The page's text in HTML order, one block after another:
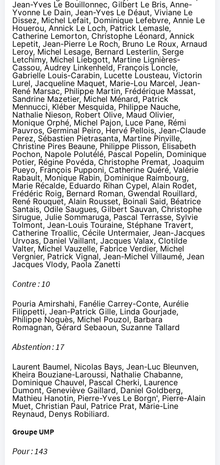
Jean-Yves Le Bouillonnec, Gilbert Le Bris, Anne-
Yvonne Le Dain, Jean-Yves Le Déaut, Viviane Le
Dissez, Michel Lefait, Dominique Lefebvre, Annie Le
Houerou, Annick Le Loch, Patrick Lemasle,
Catherine Lemorton, Christophe Léonard, Annick
Lepetit, Jean-Pierre Le Roch, Bruno Le Roux, Arnaud
Leroy, Michel Lesage, Bernard Lesterlin, Serge
Letchimy, Michel Liebgott, Martine Lignières-
Cassou, Audrey Linkenheld, François Loncle,
Gabrielle Louis-Carabin, Lucette Lousteau, Victorin
Lurel, Jacqueline Maquet, Marie-Lou Marcel, Jean-
René Marsac, Philippe Martin, Frédérique Massat,
Sandrine Mazetier, Michel Ménard, Patrick
Mennucci, Kléber Mesquida, Philippe Nauche,
Nathalie Nieson, Robert Olive, Maud Olivier,
Monique Orphé, Michel Pajon, Luce Pane, Rémi
Pauvros, Germinal Peiro, Hervé Pellois, Jean-Claude
Perez, Sébastien Pietrasanta, Martine Pinville,
Christine Pires Beaune, Philippe Plisson, Élisabeth
Pochon, Napole Polutélé, Pascal Popelin, Dominique
Potier, Régine Povéda, Christophe Premat, Joaquim
Pueyo, François Pupponi, Catherine Quéré, Valérie
Rabault, Monique Rabin, Dominique Raimbourg,
Marie Récalde, Eduardo Rihan Cypel, Alain Rodet,
Frédéric Roig, Bernard Roman, Gwendal Rouillard,
René Rouquet, Alain Rousset, Boinali Said, Béatrice
Santais, Odile Saugues, Gilbert Sauvan, Christophe
Sirugue, Julie Sommaruga, Pascal Terrasse, Sylvie
Tolmont, Jean-Louis Touraine, Stéphane Travert,
Catherine Troallic, Cécile Untermaier, Jean-Jacques
Urvoas, Daniel Vaillant, Jacques Valax, Clotilde
Valter, Michel Vauzelle, Fabrice Verdier, Michel
Vergnier, Patrick Vignal, Jean-Michel Villaumé, Jean
Jacques Vlody, Paola Zanetti
Contre : 10
Pouria Amirshahi, Fanélie Carrey-Conte, Aurélie
Filippetti, Jean-Patrick Gille, Linda Gourjade,
Philippe Noguès, Michel Pouzol, Barbara
Romagnan, Gérard Sebaoun, Suzanne Tallard
Abstention : 17
Laurent Baumel, Nicolas Bays, Jean-Luc Bleunven,
Kheira Bouziane-Laroussi, Nathalie Chabanne,
Dominique Chauvel, Pascal Cherki, Laurence
Dumont, Geneviève Gaillard, Daniel Goldberg,
Mathieu Hanotin, Pierre-Yves Le Borgn', Pierre-Alain
Muet, Christian Paul, Patrice Prat, Marie-Line
Reynaud, Denys Robiliard.
Groupe UMP
Pour : 143